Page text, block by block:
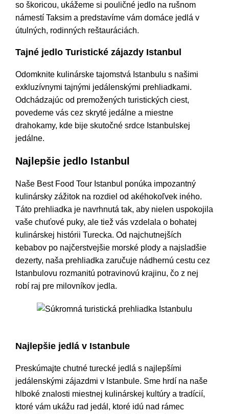
so škoricou, ukážeme si pouličné jedlo na rušnom
námestí Taksim a predstavíme vám domáce jedlá v
útulných, rodinných reštauráciách.
Tajné jedlo Turistické zájazdy Istanbul
Odomknite kulinárske tajomstvá Istanbulu s našimi
exkluzívnymi tajnými jedálenskými prehliadkami.
Odchádzajúc od premožených turistických ciest,
povedeme vás cez skryté jedálne a miestne
drahokamy, kde bije skutočné srdce Istanbulskej
jedálne.
Najlepšie jedlo Istanbul
Naše Best Food Tour Istanbul ponúka impozantný
kulinársky zážitok na rozdiel od akéhokoľvek iného.
Táto prehliadka je navrhnutá tak, aby nielen uspokojila
vaše chuťové puky, ale tiež vás vzdelala o bohatej
kulinárskej histórii Turecka. Od najchutnejších
kebabov po najčerstvejšie morské plody a najsladšie
dezerty, naša prehliadka zaručuje nádhernú cestu cez
Istanbulovu rozmanitú potravinovú krajinu, čo z nej
robí raj pre milovníkov jedla.
Najlepšie jedlá v Istanbule
Preskúmajte chutné turecké jedlá s najlepšími
jedálenskými zájazdmi v Istanbule. Sme hrdí na naše
hlboké znalosti miestnej kulinárskej kultúry a tradícií,
ktoré vám ukážu rad jedál, ktoré idú nad rámec